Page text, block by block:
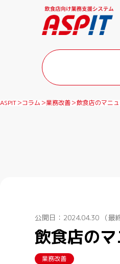
ASPIT コラム 業務改善 飲食店のマニ
公開日：2024.04.30 （最
飲食店の
業務改善